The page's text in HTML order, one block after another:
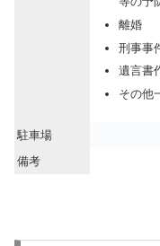
離婚
刑事事
遺言書
その他
駐車場
備考